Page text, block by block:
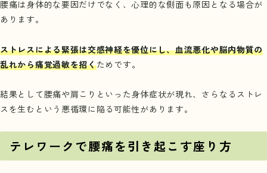
腰痛は身体的な要因だけでなく、心理的な側面も原因となる場合が
あります。
ストレスによる緊張は交感神経を優位にし、血流悪化や脳内物質の
乱れから痛覚過敏を招くためです。
結果として腰痛や肩こりといった身体症状が現れ、さらなるストレ
スを生むという悪循環に陥る可能性があります。
テレワークで腰痛を引き起こす座り方